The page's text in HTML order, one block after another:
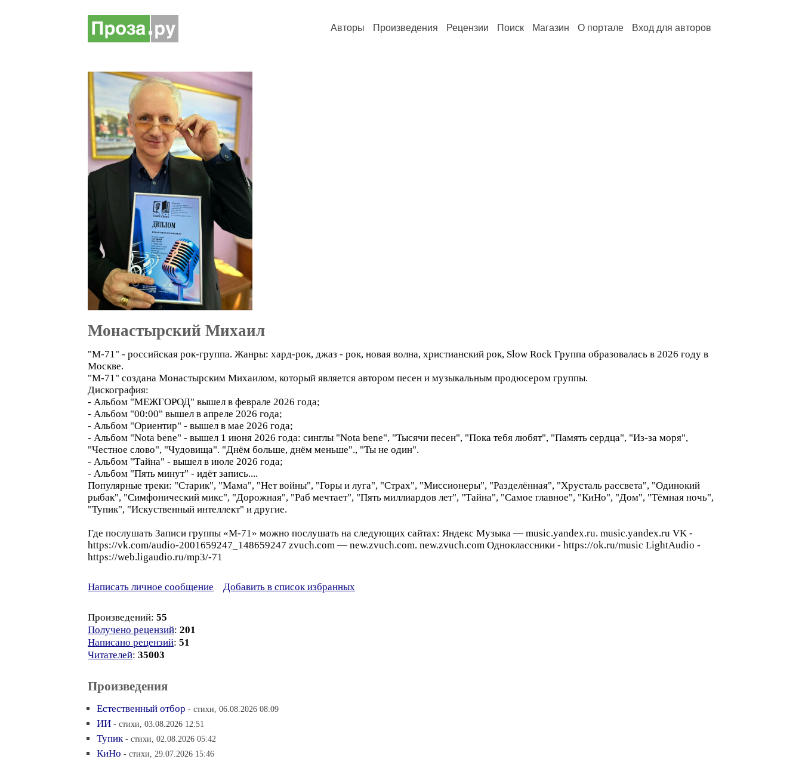
Авторы Произведения Рецензии Поиск Магазин О портале Вход для авторов
Монастырский Михаил
"М-71" - российская рок-группа. Жанры: хард-рок, джаз - рок, новая волна, христианский рок, Slow Rock Группа образовалась в 2026 году в
Москве.
"М-71" создана Монастырским Михаилом, который является автором песен и музыкальным продюсером группы.
Дискография:
- Альбом "МЕЖГОРОД" вышел в феврале 2026 года;
- Альбом "00:00" вышел в апреле 2026 года;
- Альбом "Ориентир" - вышел в мае 2026 года;
- Альбом "Nota bene" - вышел 1 июня 2026 года: синглы "Nota bene", "Тысячи песен", "Пока тебя любят", "Память сердца", "Из-за моря",
"Честное слово", "Чудовища". "Днём больше, днём меньше"., "Ты не один".
- Альбом "Тайна" - вышел в июле 2026 года;
- Альбом "Пять минут" - идёт запись....
Популярные треки: "Старик", "Мама", "Нет войны", "Горы и луга", "Страх", "Миссионеры", "Разделённая", "Хрусталь рассвета", "Одинокий
рыбак", "Симфонический микс", "Дорожная", "Раб мечтает", "Пять миллиардов лет", "Тайна", "Самое главное", "КиНо", "Дом", "Тёмная ночь",
"Тупик", "Искуственный интеллект" и другие.
Где послушать Записи группы «М-71» можно послушать на следующих сайтах: Яндекс Музыка — music.yandex.ru. music.yandex.ru VK -
https://vk.com/audio-2001659247_148659247 zvuch.com — new.zvuch.com. new.zvuch.com Одноклассники - https://ok.ru/music LightAudio -
https://web.ligaudio.ru/mp3/-71
Написать личное сообщение Добавить в список избранных
Произведений: 55
Получено рецензий: 201
Написано рецензий: 51
Читателей: 35003
Произведения
Естественный отбор - стихи, 06.08.2026 08:09
ИИ - стихи, 03.08.2026 12:51
Тупик - стихи, 02.08.2026 05:42
КиНо - стихи, 29.07.2026 15:46